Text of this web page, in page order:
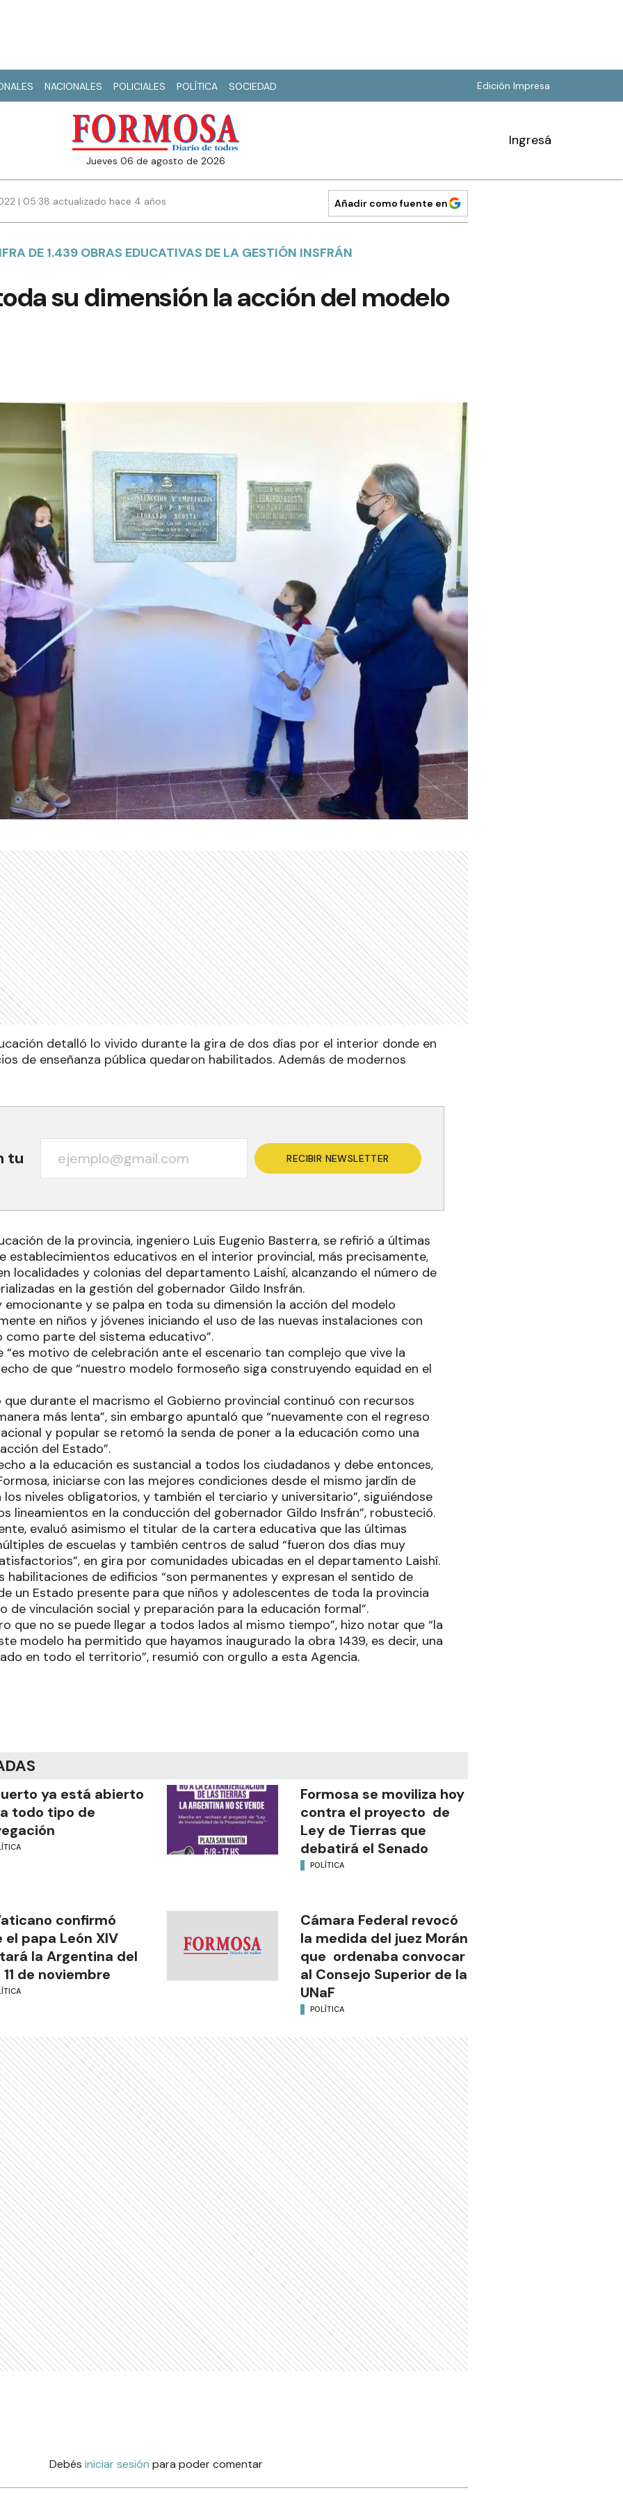
NACIONALES POLICIALES POLÍTICA SOCIEDAD Edición Impresa
jueves 06 de agosto de 2026
Ingresá
| 05:38 actualizado hace 4 años Añadir como fuente en
DE 1.439 OBRAS EDUCATIVAS DE LA GESTIÓN INSFRÁN
su dimensión la acción del modelo
detalló lo vivido durante la gira de dos días por el interior donde en
de enseñanza pública quedaron habilitados. Además de modernos
tu RECIBIR NEWSLETTER
de la provincia, ingeniero Luis Eugenio Basterra, se refirió a últimas
establecimientos educativos en el interior provincial, más precisamente,
localidades y colonias del departamento Laishí, alcanzando el número de
en la gestión del gobernador Gildo Insfrán.
emocionante y se palpa en toda su dimensión la acción del modelo
en niños y jóvenes iniciando el uso de las nuevas instalaciones con
parte del sistema educativo”.
“es motivo de celebración ante el escenario tan complejo que vive la
de que “nuestro modelo formoseño siga construyendo equidad en el
que durante el macrismo el Gobierno provincial continuó con recursos
más lenta”, sin embargo apuntaló que “nuevamente con el regreso
y popular se retomó la senda de poner a la educación como una
del Estado”.
a la educación es sustancial a todos los ciudadanos y debe entonces,
iniciarse con las mejores condiciones desde el mismo jardín de
niveles obligatorios, y también el terciario y universitario”, siguiéndose
lineamientos en la conducción del gobernador Gildo Insfrán”, robusteció.
evaluó asimismo el titular de la cartera educativa que las últimas
de escuelas y también centros de salud “fueron dos días muy
en gira por comunidades ubicadas en el departamento Laishí.
habilitaciones de edificios “son permanentes y expresan el sentido de
un Estado presente para que niños y adolescentes de toda la provincia
de vinculación social y preparación para la educación formal”.
que no se puede llegar a todos lados al mismo tiempo”, hizo notar que “la
modelo ha permitido que hayamos inaugurado la obra 1439, es decir, una
en todo el territorio”, resumió con orgullo a esta Agencia.
ya está abierto
todo tipo de
Formosa se moviliza hoy
contra el proyecto de
Ley de Tierras que
debatirá el Senado
POLÍTICA
confirmó
el papa León XIV
la Argentina del
11 de noviembre
Cámara Federal revocó
la medida del juez Morán
que ordenaba convocar
al Consejo Superior de la
UNaF
POLÍTICA
Debés iniciar sesión para poder comentar